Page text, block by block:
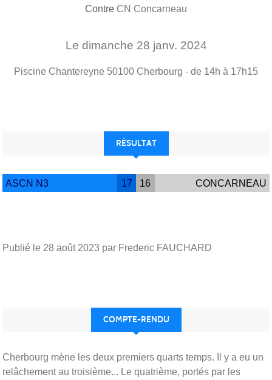
Contre CN Concarneau
Le dimanche 28 janv. 2024
Piscine Chantereyne 50100 Cherbourg - de 14h à 17h15
RÉSULTAT
ASCN N3 17 16 CONCARNEAU
Publié le 28 août 2023 par Frederic FAUCHARD
COMPTE-RENDU
Cherbourg mène les deux premiers quarts temps. Il y a eu un
relâchement au troisième... Le quatrième, portés par les